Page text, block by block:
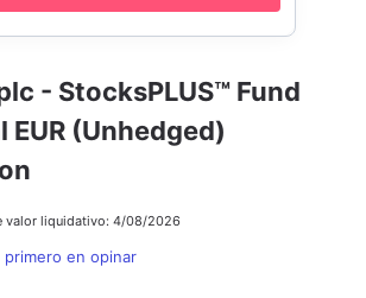
- StocksPLUS™ Fund
(Unhedged)
valor liquidativo: 4/08/2026
primero en opinar